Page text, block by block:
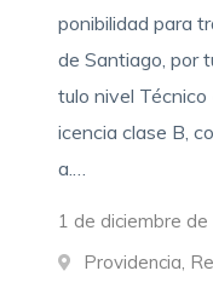
ponibilidad para
de Santiago, por
tulo nivel Técnico
icencia clase B,
a.…
1 de diciembre
Providencia,